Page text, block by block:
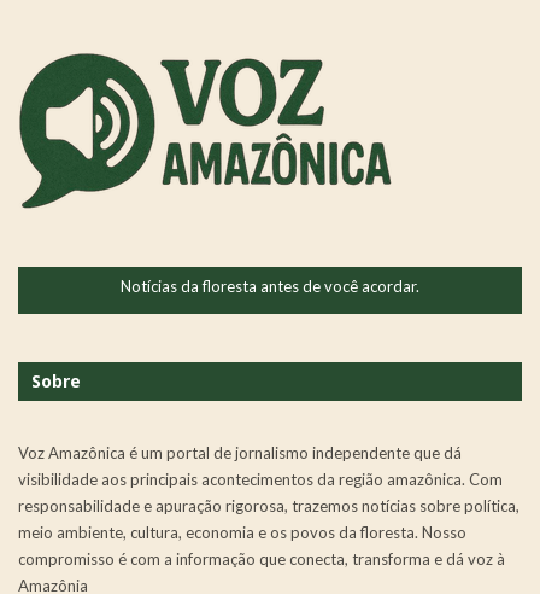
Notícias da floresta antes de você acordar.
Sobre
Voz Amazônica é um portal de jornalismo independente que dá
visibilidade aos principais acontecimentos da região amazônica. Com
responsabilidade e apuração rigorosa, trazemos notícias sobre política,
meio ambiente, cultura, economia e os povos da floresta. Nosso
compromisso é com a informação que conecta, transforma e dá voz à
Amazônia